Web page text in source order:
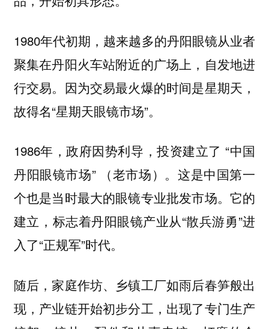
1980年代初期，越来越多的丹阳眼镜从业者
聚集在丹阳火车站附近的广场上，自发地进
行交易。因为交易最火爆的时间是星期天，
故得名“星期天眼镜市场”。
1986年，政府因势利导，投资建立了 “中国
丹阳眼镜市场” （老市场）。这是中国第一
个也是当时最大的眼镜专业批发市场。它的
建立，标志着丹阳眼镜产业从“散兵游勇”进
入了“正规军”时代。
随后，家庭作坊、乡镇工厂如雨后春笋般出
现，产业链开始初步分工，出现了专门生产